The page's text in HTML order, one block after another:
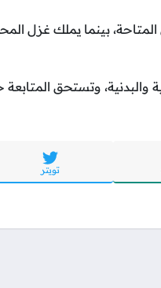
بينما يملك غزل
وتستحق المتابعة
تويتر